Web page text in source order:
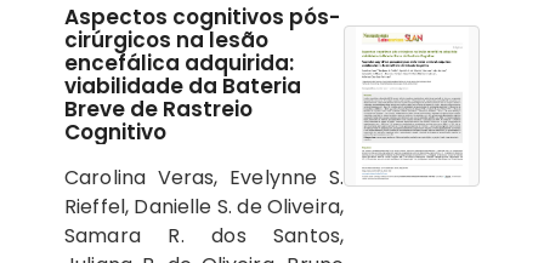
Aspectos cognitivos pós-
cirúrgicos na lesão
encefálica adquirida:
viabilidade da Bateria
Breve de Rastreio
Cognitivo
Carolina Veras, Evelynne S.
Rieffel, Danielle S. de Oliveira,
Samara R. dos Santos,